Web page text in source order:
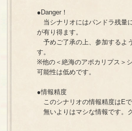
●Danger！
当シナリオにはパンドラ残量
が有り得ます。
予めご了承の上、参加するよ
す。
※他の＜絶海のアポカリプス＞
可能性は低めです。
●情報精度
このシナリオの情報精度はEで
無いよりはマシな情報です。